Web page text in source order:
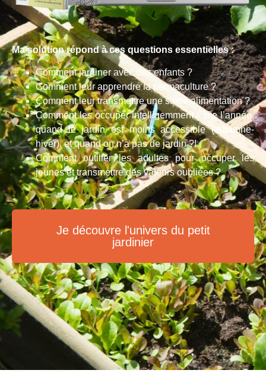
Ma solution répond à ces questions essentielles :
Comment jardiner avec des enfants ?
Comment leur apprendre la permaculture ?
Comment leur transmettre une saine alimentation ?
Comment les occuper intelligemment toute l’année,
quand le jardin est moins accessible (automne-
hiver), et quand on n’a pas de jardin ?!
Comment outiller les adultes pour occuper les
jeunes et transmettre des valeurs oubliées ?
Je découvre l'univers du petit
jardinier